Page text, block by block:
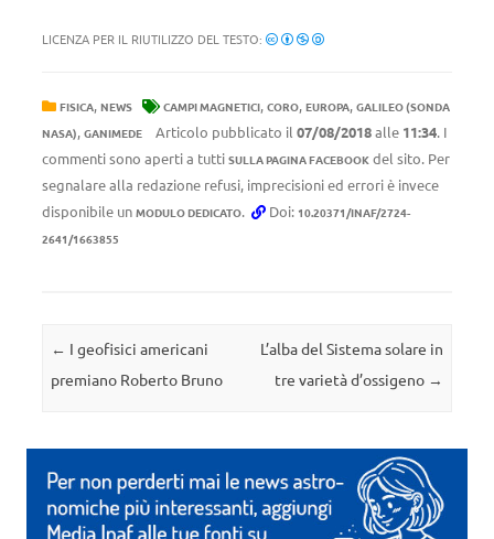
LICENZA PER IL RIUTILIZZO DEL TESTO:
FISICA, NEWS CAMPI MAGNETICI, CORO, EUROPA, GALILEO (SONDA
NASA), GANIMEDE Articolo pubblicato il 07/08/2018alle 11:34. I
commenti sono aperti a tutti SULLA PAGINA FACEBOOK del sito. Per
segnalare alla redazione refusi, imprecisioni ed errori è invece
disponibile un MODULO DEDICATO. Doi: 10.20371/INAF/2724-
2641/1663855
Navigazione articolo
← I geofisici americani
premiano Roberto Bruno
L’alba del Sistema solare in
tre varietà d’ossigeno →